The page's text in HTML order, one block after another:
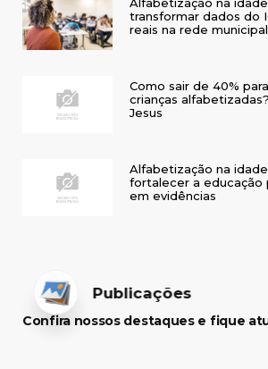
transformar dados do
reais na rede municipal
Como sair de 40%
crianças
Jesus
Alfabetização na
fortalecer a educação
em evidências
Publicações
Confira nossos destaques e fique